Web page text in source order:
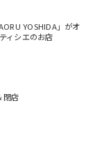
YOSHIDA」がオ
ィシエのお店
閉店